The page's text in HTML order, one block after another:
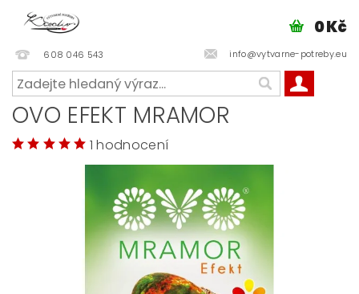
608 046 543 info@vytvarne-potreby.eu
0 Kč
OVO EFEKT MRAMOR
1 hodnocení